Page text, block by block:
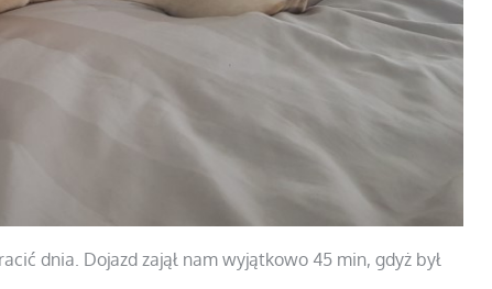
dnia. Dojazd zajął nam wyjątkowo 45 min, gdyż był